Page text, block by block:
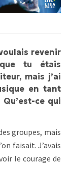
revenir
tu étais
mais j’ai
en tant
ce qui
groupes, mais
faisait. J’avais
le courage de